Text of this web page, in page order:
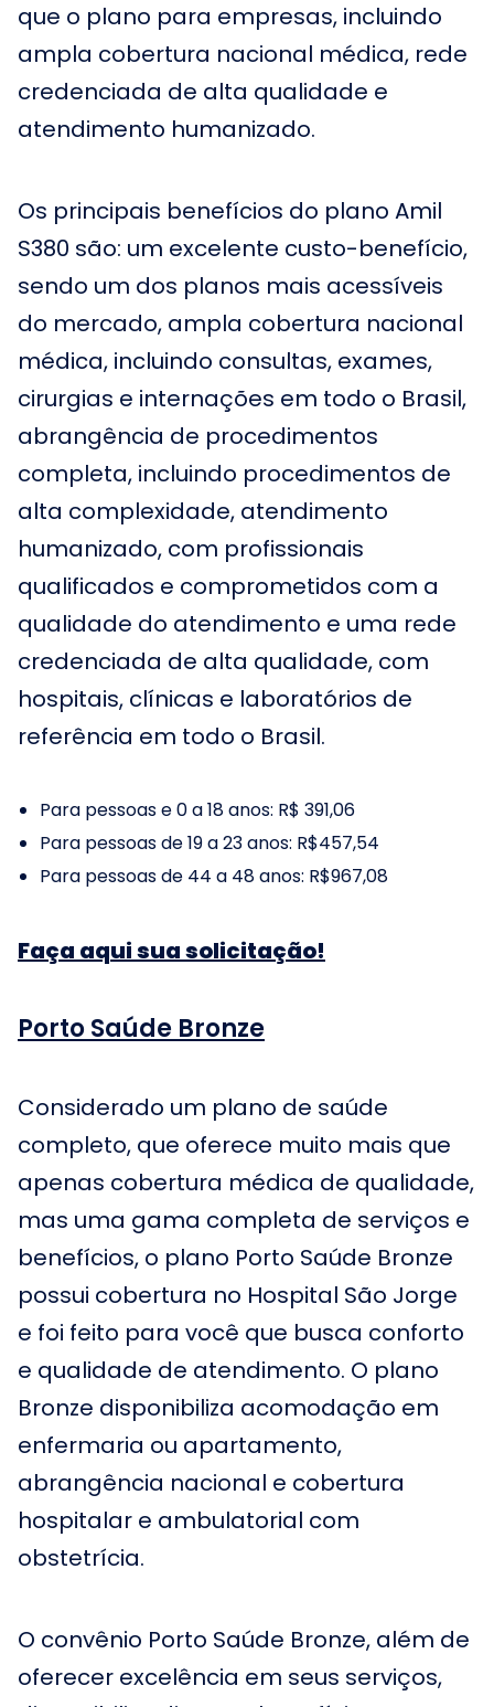
que o plano para empresas, incluindo
ampla cobertura nacional médica, rede
credenciada de alta qualidade e
atendimento humanizado.
Os principais benefícios do plano Amil
S380 são: um excelente custo-benefício,
sendo um dos planos mais acessíveis
do mercado, ampla cobertura nacional
médica, incluindo consultas, exames,
cirurgias e internações em todo o Brasil,
abrangência de procedimentos
completa, incluindo procedimentos de
alta complexidade, atendimento
humanizado, com profissionais
qualificados e comprometidos com a
qualidade do atendimento e uma rede
credenciada de alta qualidade, com
hospitais, clínicas e laboratórios de
referência em todo o Brasil.
Para pessoas e 0 a 18 anos: R$ 391,06
Para pessoas de 19 a 23 anos: R$457,54
Para pessoas de 44 a 48 anos: R$967,08
Faça aqui sua solicitação!
Porto Saúde Bronze
Considerado um plano de saúde
completo, que oferece muito mais que
apenas cobertura médica de qualidade,
mas uma gama completa de serviços e
benefícios, o plano Porto Saúde Bronze
possui cobertura no Hospital São Jorge
e foi feito para você que busca conforto
e qualidade de atendimento. O plano
Bronze disponibiliza acomodação em
enfermaria ou apartamento,
abrangência nacional e cobertura
hospitalar e ambulatorial com
obstetrícia.
O convênio Porto Saúde Bronze, além de
oferecer excelência em seus serviços,